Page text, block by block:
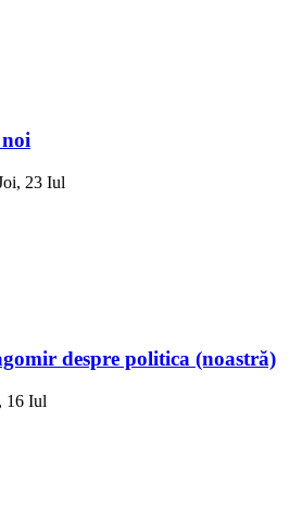
23 Iul
despre politica (noastră)
16 Iul